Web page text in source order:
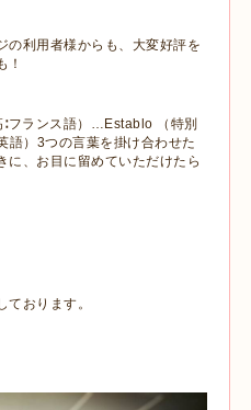
の利用者様からも、大変好評を
！
フランス語）…Establo （特別
語）3つの言葉を掛け合わせた
に、お目に留めていただけたら
ております。